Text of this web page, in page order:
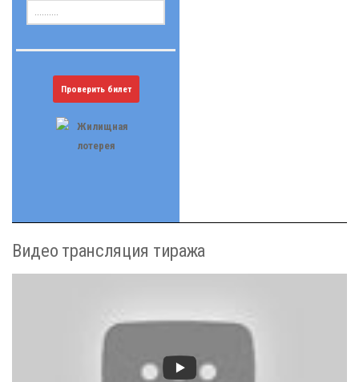
Проверить билет
Видео трансляция тиража